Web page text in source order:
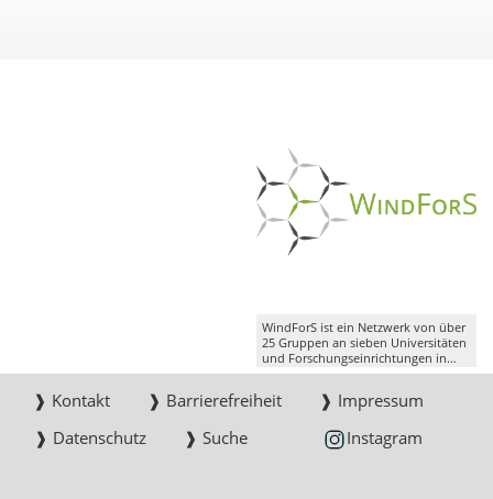
WindForS ist ein Netzwerk von über
25 Gruppen an sieben Universitäten
und Forschungseinrichtungen in
Süddeutschland.
❱ Kontakt ❱ Barrierefreiheit
❱ Impressum
❱ Datenschutz
❱ Suche Instagram